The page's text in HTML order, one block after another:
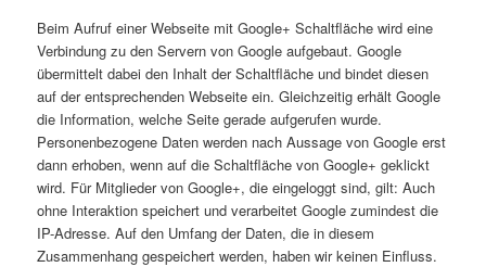
Beim Aufruf einer Webseite mit Google+ Schaltfläche wird eine
Verbindung zu den Servern von Google aufgebaut. Google
übermittelt dabei den Inhalt der Schaltfläche und bindet diesen
auf der entsprechenden Webseite ein. Gleichzeitig erhält Google
die Information, welche Seite gerade aufgerufen wurde.
Personenbezogene Daten werden nach Aussage von Google erst
dann erhoben, wenn auf die Schaltfläche von Google+ geklickt
wird. Für Mitglieder von Google+, die eingeloggt sind, gilt: Auch
ohne Interaktion speichert und verarbeitet Google zumindest die
IP-Adresse. Auf den Umfang der Daten, die in diesem
Zusammenhang gespeichert werden, haben wir keinen Einfluss.